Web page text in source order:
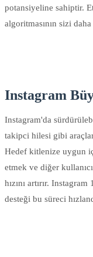
potansiyeline sahiptir.
algoritmasının sizi
Instagram
Instagram'da
takipci hilesi gibi
Hedef kitlenize uygun
etmek ve diğer
hızını artırır.
desteği bu süreci